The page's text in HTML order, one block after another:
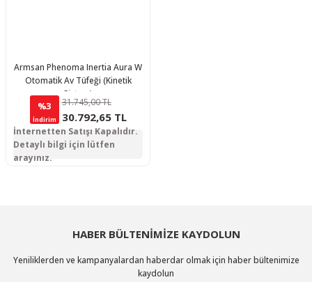
Armsan Phenoma Inertia Aura W
Otomatik Av Tüfeği (Kinetik
Sistem)
%3
İndirim
31.745,00 TL
30.792,65 TL
İnternetten Satışı Kapalıdır.
Detaylı bilgi için lütfen
arayınız.
HABER BÜLTENİMİZE KAYDOLUN
Yeniliklerden ve kampanyalardan haberdar olmak için haber bültenimize
kaydolun